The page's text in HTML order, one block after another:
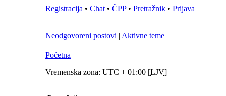
Registracija • Chat • ČPP• Pretražnik • Prijava
Neodgovoreni postovi | Aktivne teme
Početna
Vremenska zona: UTC + 01:00 [LJV]